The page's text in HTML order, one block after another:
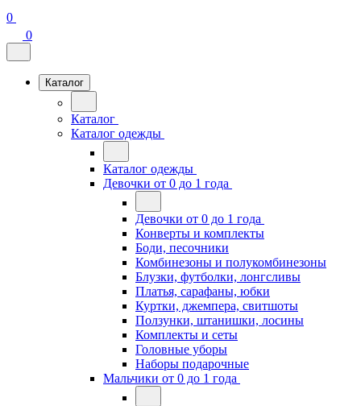
0
0
Каталог
Каталог
Каталог одежды
Каталог одежды
Девочки от 0 до 1 года
Девочки от 0 до 1 года
Конверты и комплекты
Боди, песочники
Комбинезоны и полукомбинезоны
Блузки, футболки, лонгсливы
Платья, сарафаны, юбки
Куртки, джемпера, свитшоты
Ползунки, штанишки, лосины
Комплекты и сеты
Головные уборы
Наборы подарочные
Мальчики от 0 до 1 года